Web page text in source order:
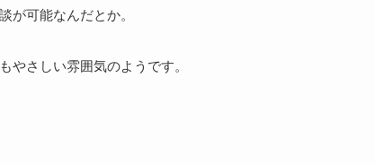
が可能なんだとか。
やさしい雰囲気のようです。